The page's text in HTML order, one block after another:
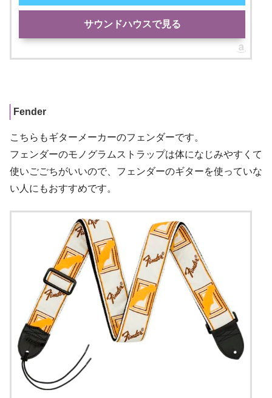
サウンドハウスで見る
Fender
こちらもギターメーカーのフェンダーです。
フェンダーのモノグラムストラップは体になじみやすくて
使いごごちがいいので、フェンダーのギターを使っていな
い人にもおすすめです。